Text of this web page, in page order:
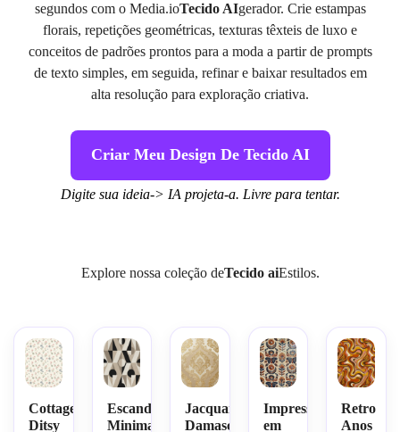
segundos com o Media.ioTecido AIgerador. Crie estampas
florais, repetições geométricas, texturas têxteis de luxo e
conceitos de padrões prontos para a moda a partir de prompts
de texto simples, em seguida, refinar e baixar resultados em
alta resolução para exploração criativa.
Criar Meu Design De Tecido AI
Digite sua ideia-> IA projeta-a. Livre para tentar.
Explore nossa coleção deTecido aiEstilos.
Cottagecore
Ditsy
Escandinavo
Minimal
Jacquard
Damasco
Impressão
em
Retro
Anos